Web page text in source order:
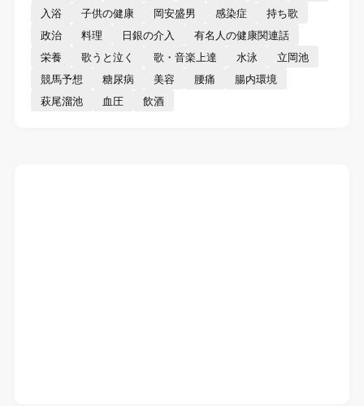
入浴
子供の健康 岡安盛男 感染症
持ち歌
政治
料理 日銀の介入
有名人の健康関連話
栄養
歌うと泣く 歌・音楽上達 水泳
立岡池
競馬予想
糖尿病 美容 腰痛
腸内環境
萩尾溜池
血圧 飲酒